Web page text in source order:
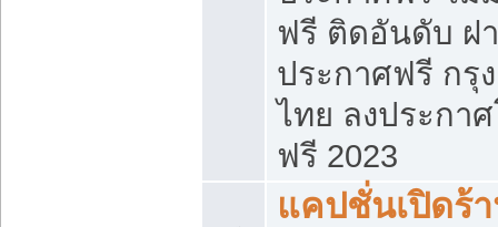
ฟรี ติดอันดับ ฝ
ประกาศฟรี กรุ
ไทย ลงประกา
ฟรี 2023
แคปชั่นเปิดร้